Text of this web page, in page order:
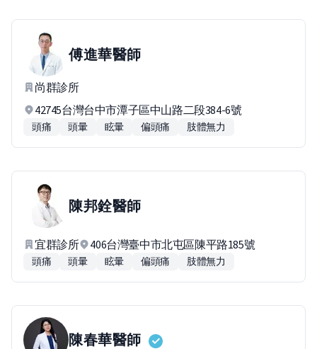
傅進華醫師
尚群診所
42745台灣台中市潭子區中山路二段384-6號
頭痛 頭暈 眩暈 偏頭痛 肢體無力
陳邦銓醫師
宜群診所 406台灣臺中市北屯區陳平路185號
頭痛 頭暈 眩暈 偏頭痛 肢體無力
陳春華醫師